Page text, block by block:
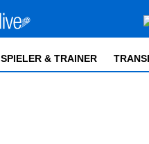
SPIELER & TRAINER